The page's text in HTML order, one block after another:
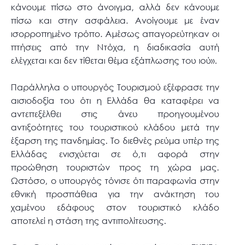
κάνουμε πίσω στο άνοιγμα, αλλά δεν κάνουμε
πίσω και στην ασφάλεια. Ανοίγουμε με έναν
ισορροπημένο τρόπο. Αμέσως απαγορεύτηκαν οι
πτήσεις από την Ντόχα, η διαδικασία αυτή
ελέγχεται και δεν τίθεται θέμα εξάπλωσης του ιού».
Παράλληλα ο υπουργός Τουρισμού εξέφρασε την
αισιοδοξία του ότι η Ελλάδα θα καταφέρει να
αντεπεξέλθει στις άνευ προηγουμένου
αντιξοότητες του τουριστικού κλάδου μετά την
έξαρση της πανδημίας. Το διεθνές ρεύμα υπέρ της
Ελλάδας ενισχύεται σε ό,τι αφορά στην
προώθηση τουριστών προς τη χώρα μας.
Ωστόσο, ο υπουργός τόνισε ότι παραφωνία στην
εθνική προσπάθεια για την ανάκτηση του
χαμένου εδάφους στον τουριστικό κλάδο
αποτελεί η στάση της αντιπολίτευσης.